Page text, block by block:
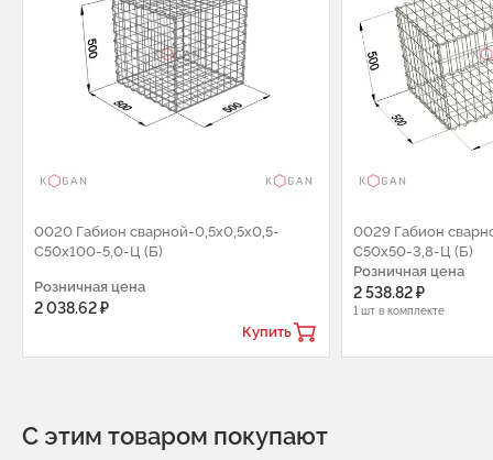
0020 Габион сварной-0,5х0,5х0,5-
С50х100-5,0-Ц (Б)
Розничная цена
2 038.62 ₽
Купить
0029 Габион
С50х50-3,8-Ц (Б)
Розничная цена
2 538.82 ₽
1 шт в комплекте
С этим товаром покупают